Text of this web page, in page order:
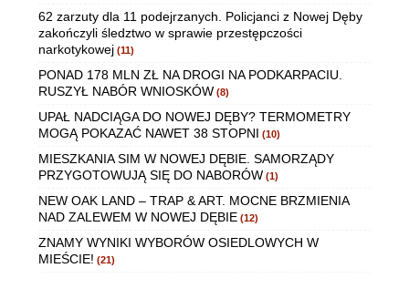
62 zarzuty dla 11 podejrzanych. Policjanci z Nowej Dęby
zakończyli śledztwo w sprawie przestępczości
narkotykowej (11)
PONAD 178 MLN ZŁ NA DROGI NA PODKARPACIU.
RUSZYŁ NABÓR WNIOSKÓW (8)
UPAŁ NADCIĄGA DO NOWEJ DĘBY? TERMOMETRY
MOGĄ POKAZAĆ NAWET 38 STOPNI (10)
MIESZKANIA SIM W NOWEJ DĘBIE. SAMORZĄDY
PRZYGOTOWUJĄ SIĘ DO NABORÓW (1)
NEW OAK LAND – TRAP & ART. MOCNE BRZMIENIA
NAD ZALEWEM W NOWEJ DĘBIE (12)
ZNAMY WYNIKI WYBORÓW OSIEDLOWYCH W
MIEŚCIE! (21)